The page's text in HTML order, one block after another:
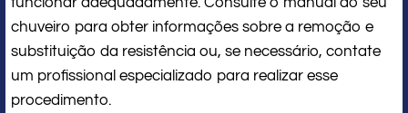
chuveiro para obter informações sobre a remoção e
substituição da resistência ou, se necessário, contate
um profissional especializado para realizar esse
procedimento.